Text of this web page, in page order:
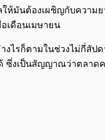
ให้มันต้องเผชิญกับความ
เดือนเมษายน
งไรก็ตามในช่วงไม่กี่สั
ซึ่งเป็นสัญญาณว่าตลาด